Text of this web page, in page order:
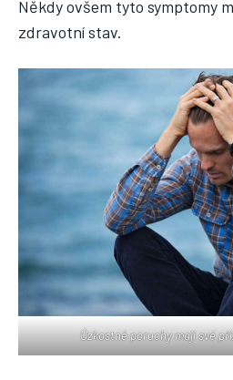
FITNESS
HUBNUTÍ
Někdy ovšem tyto symptomy
zdravotní stav.
Úzkostné poruchy mají své